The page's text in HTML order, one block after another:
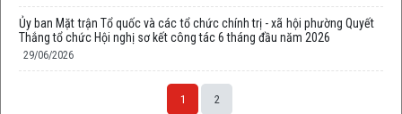
Ủy ban Mặt trận Tổ quốc và các tổ chức chính trị - xã hội phường Quyết
Thắng tổ chức Hội nghị sơ kết công tác 6 tháng đầu năm 2026
29/06/2026
1 2